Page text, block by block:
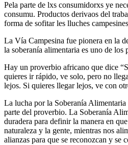
Pela parte de lxs consumidorxs ye
consumu. Productos derivaos del
forma de sofitar les lluches
La Vía Campesina fue pionera en la
la soberanía alimentaria es uno de
Hay un proverbio africano que dice
quieres ir rápido, ve solo, pero no
lejos. Si quieres llegar lejos, ve con
La lucha por la Soberanía
parte del proverbio. La Soberanía
duradera para definir la manera en
naturaleza y la gente, mientras nos
alianzas para que se reconozcan y se